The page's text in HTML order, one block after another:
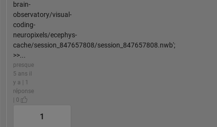
brain-
observatory/visual-
coding-
neuropixels/ecephys-
cache/session_847657808/session_847657808.nwb';
>>...
presque
5 ans il
y a | 1
réponse
| 0
1